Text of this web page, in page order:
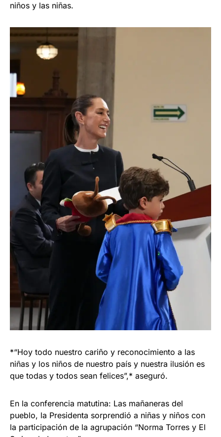
niños y las niñas.
*“Hoy todo nuestro cariño y reconocimiento a las
niñas y los niños de nuestro país y nuestra ilusión es
que todas y todos sean felices”,* aseguró.
En la conferencia matutina: Las mañaneras del
pueblo, la Presidenta sorprendió a niñas y niños con
la participación de la agrupación “Norma Torres y El